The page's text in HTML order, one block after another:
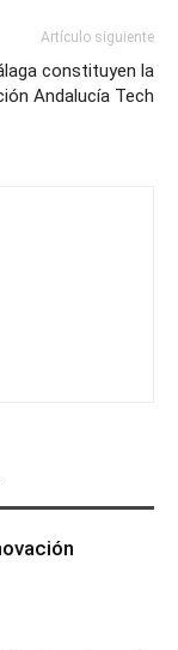
Artículo siguiente
constituyen la
Andalucía Tech